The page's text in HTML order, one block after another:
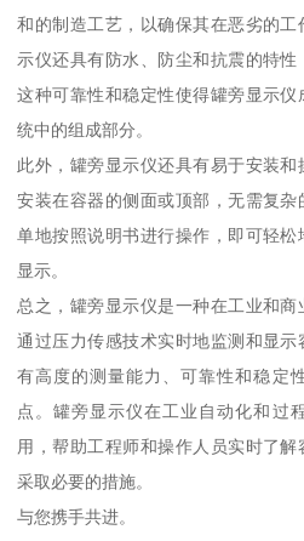
和的制造工艺，以确保其在恶劣的
示仪还具有防水、防尘和抗震的特性
这种可靠性和稳定性使得罐旁显示
统中的组成部分。
此外，罐旁显示仪还具有易于安装
安装在容器的侧面或顶部，无需复
单地按照说明书进行操作，即可轻
显示。
总之，罐旁显示仪是一种在工业和
通过压力传感技术实时地监测和显
有高度的测量能力、可靠性和稳定
点。罐旁显示仪在工业自动化和过
用，帮助工程师和操作人员实时了
采取必要的措施。
与您携手共进。